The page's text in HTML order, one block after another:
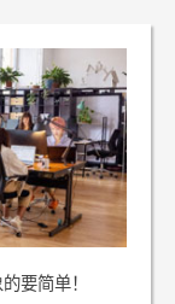
要简单！